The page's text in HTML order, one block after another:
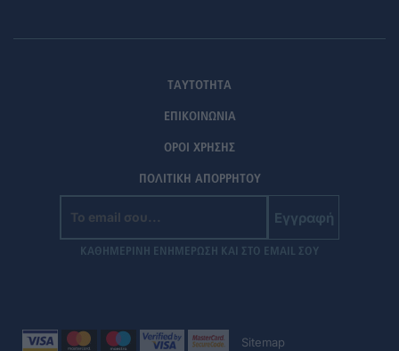
ΤΑΥΤΟΤΗΤΑ
ΕΠΙΚΟΙΝΩΝΙΑ
ΟΡΟΙ ΧΡΗΣΗΣ
ΠΟΛΙΤΙΚΗ ΑΠΟΡΡΗΤΟΥ
Εγγραφή
ΚΑΘΗΜΕΡΙΝΗ ΕΝΗΜΕΡΩΣΗ ΚΑΙ ΣΤΟ EMAIL ΣΟΥ
Sitemap